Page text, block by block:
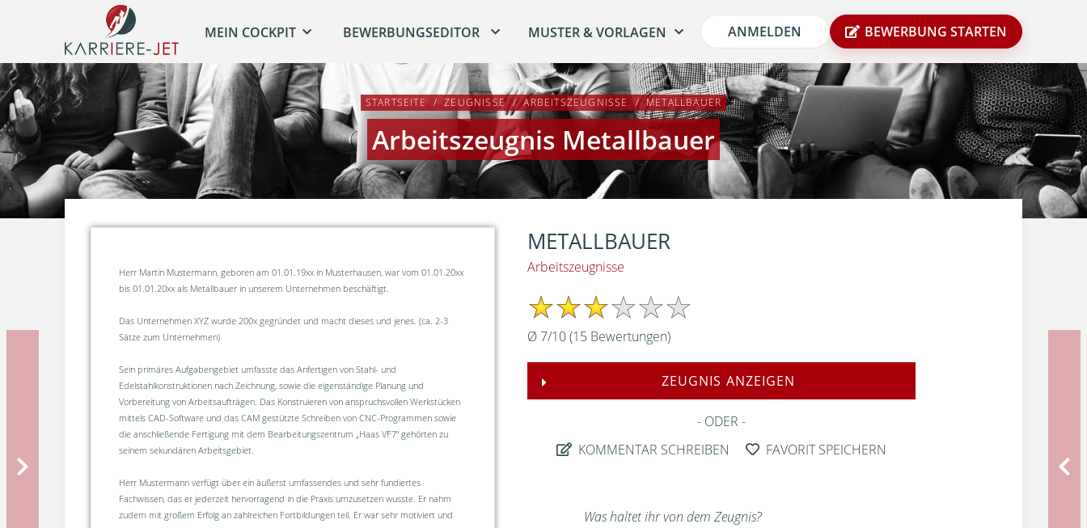
MEIN COCKPIT BEWERBUNGSEDITOR MUSTER & VORLAGEN ANMELDEN BEWERBUNG STARTEN
STARTSEITE ZEUGNISSE ARBEITSZEUGNISSE METALLBAUER
Arbeitszeugnis Metallbauer
METALLBAUER
Arbeitszeugnisse
Ø 7/10(15 Bewertungen)
ZEUGNIS ANZEIGEN
ODER
KOMMENTAR SCHREIBEN
FAVORIT SPEICHERN
Was haltet ihr von dem Zeugnis?
Herr Martin Mustermann, geboren am 01.01.19xx in Musterhausen, war vom 01.01.20xx
bis 01.01.20xx als Metallbauer in unserem Unternehmen beschäftigt.
Das Unternehmen XYZ wurde 200x gegründet und macht dieses und jenes. (ca. 2-3
Sätze zum Unternehmen)
Sein primäres Aufgabengebiet umfasste das Anfertigen von Stahl- und
Edelstahlkonstruktionen nach Zeichnung, sowie die eigenständige Planung und
Vorbereitung von Arbeitsaufträgen. Das Konstruieren von anspruchsvollen Werkstücken
mittels CAD-Software und das CAM gestützte Schreiben von CNC-Programmen sowie
die anschließende Fertigung mit dem Bearbeitungszentrum „Haas VF7“ gehörten zu
seinem sekundären Arbeitsgebiet.
Herr Mustermann verfügt über ein äußerst umfassendes und sehr fundiertes
Fachwissen, das er jederzeit hervorragend in die Praxis umzusetzen wusste. Er nahm
zudem mit großem Erfolg an zahlreichen Fortbildungen teil. Er war sehr motiviert und